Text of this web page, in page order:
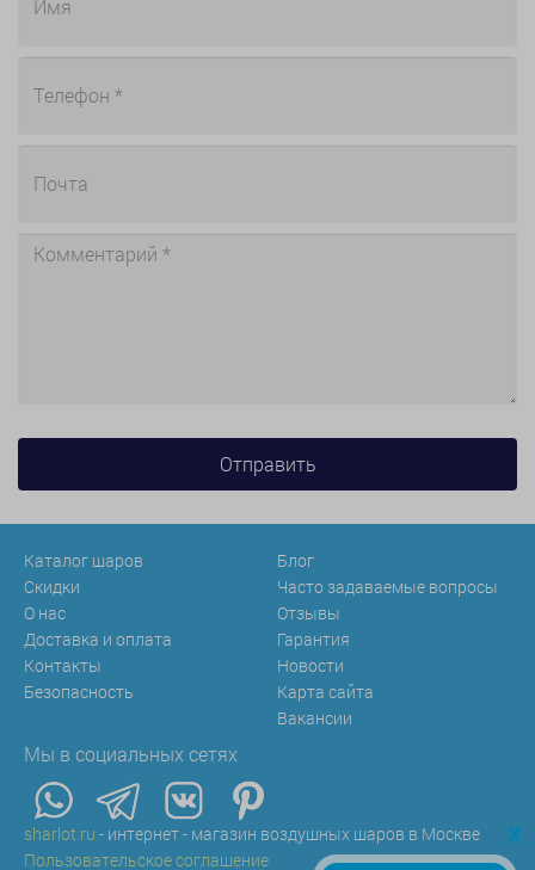
Каталог шаров
Скидки
О нас
Доставка и оплата
Контакты
Безопасность
Блог
Часто задаваемые вопросы
Отзывы
Гарантия
Новости
Карта сайта
Вакансии
Мы в социальных сетях
sharlot.ru - интернет - магазин воздушных шаров в Москве
Пользовательское соглашение
x